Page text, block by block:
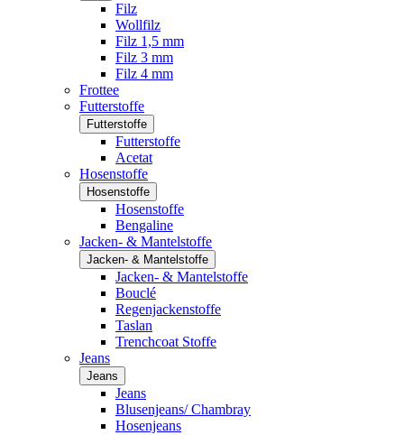
Filz
Wollfilz
Filz 1,5 mm
Filz 3 mm
Filz 4 mm
Frottee
Futterstoffe
Futterstoffe
Futterstoffe
Acetat
Hosenstoffe
Hosenstoffe
Hosenstoffe
Bengaline
Jacken- & Mantelstoffe
Jacken- & Mantelstoffe
Jacken- & Mantelstoffe
Bouclé
Regenjackenstoffe
Taslan
Trenchcoat Stoffe
Jeans
Jeans
Jeans
Blusenjeans/ Chambray
Hosenjeans